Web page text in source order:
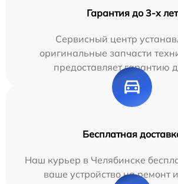
Гарантия до 3-х лет
Сервисный центр
оригинальные запчасти
предоставляет гарантию
Бесплатная
Наш курьер в Челябинске
ваше устройство на ремонт